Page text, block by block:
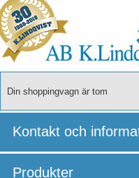
Din shoppingvagn är tom
Kontakt och
Produkter